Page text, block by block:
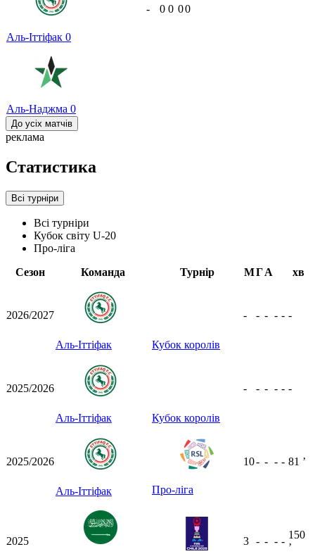
Аль-Іттіфак 0
Аль-Наджма 0
- 0 0 00
До усіх матчів
реклама
Статистика
Всі турніри
Всі турніри
Кубок світу U-20
Про-ліга
Сезон
Команда Турнір МГА хв
2026/2027
Аль-Іттіфак Кубок королів
- - - - - -
2025/2026
Аль-Іттіфак Кубок королів
- - - - - -
2025/2026
Аль-Іттіфак Про-ліга
10- - - - 81 ʼ
2025
3 - - - -
150
ʼ